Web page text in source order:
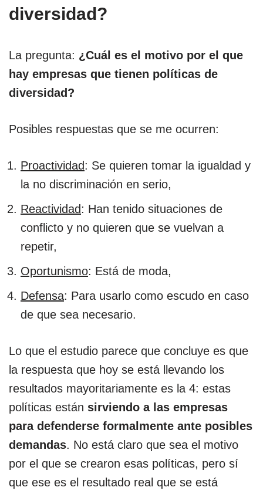
diversidad?
La pregunta: ¿Cuál es el motivo por el que
hay empresas que tienen políticas de
diversidad?
Posibles respuestas que se me ocurren:
Proactividad: Se quieren tomar la igualdad y
la no discriminación en serio,
Reactividad: Han tenido situaciones de
conflicto y no quieren que se vuelvan a
repetir,
Oportunismo: Está de moda,
Defensa: Para usarlo como escudo en caso
de que sea necesario.
Lo que el estudio parece que concluye es que
la respuesta que hoy se está llevando los
resultados mayoritariamente es la 4: estas
políticas están sirviendo a las empresas
para defenderse formalmente ante posibles
demandas. No está claro que sea el motivo
por el que se crearon esas políticas, pero sí
que ese es el resultado real que se está